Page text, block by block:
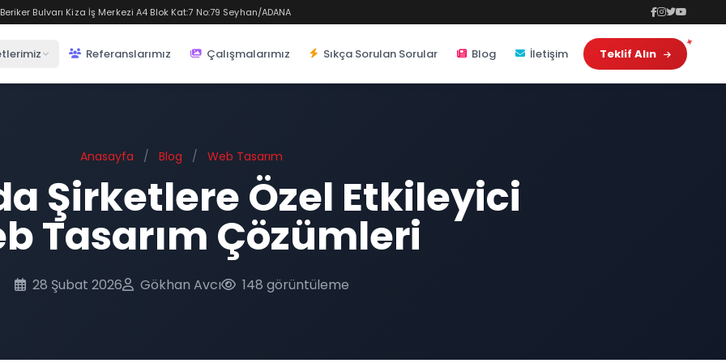
Bulvarı Kiza İş Merkezi A4 Blok Kat:7 No:79 Seyhan/ADANA
Referanslarımız Çalışmalarımız Sıkça Sorulan Sorular Blog İletişim Teklif Alın
Anasayfa / Blog / Web Tasarım
Şirketlere Özel Etkileyici
Tasarım Çözümleri
28 Şubat 2026 Gökhan Avcı 148 görüntüleme